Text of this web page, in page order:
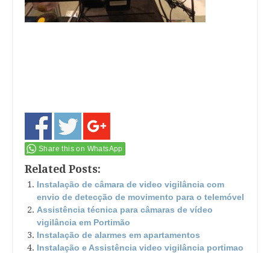
Share this on WhatsApp
Related Posts:
Instalação de câmara de video vigilância com
envio de detecção de movimento para o telemóvel
Assistência técnica para câmaras de vídeo
vigilância em Portimão
Instalação de alarmes em apartamentos
Instalação e Assistência video vigilância portimao